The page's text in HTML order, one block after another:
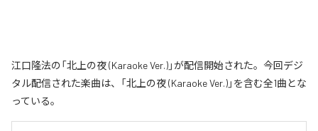
江口隆法の「北上の夜 (Karaoke Ver.)」が配信開始された。今回デジ
タル配信された楽曲は、「北上の夜 (Karaoke Ver.)」を含む全1曲とな
っている。